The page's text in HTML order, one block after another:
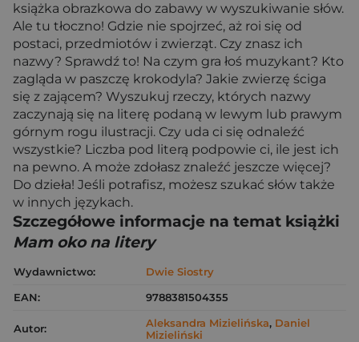
książka obrazkowa do zabawy w wyszukiwanie słów.
Ale tu tłoczno! Gdzie nie spojrzeć, aż roi się od
postaci, przedmiotów i zwierząt. Czy znasz ich
nazwy? Sprawdź to! Na czym gra łoś muzykant? Kto
zagląda w paszczę krokodyla? Jakie zwierzę ściga
się z zającem? Wyszukuj rzeczy, których nazwy
zaczynają się na literę podaną w lewym lub prawym
górnym rogu ilustracji. Czy uda ci się odnaleźć
wszystkie? Liczba pod literą podpowie ci, ile jest ich
na pewno. A może zdołasz znaleźć jeszcze więcej?
Do dzieła! Jeśli potrafisz, możesz szukać słów także
w innych językach.
Szczegółowe informacje na temat książki
Mam oko na litery
Wydawnictwo:
Dwie Siostry
EAN:
9788381504355
Autor: Aleksandra Mizielińska, Daniel
Mizieliński